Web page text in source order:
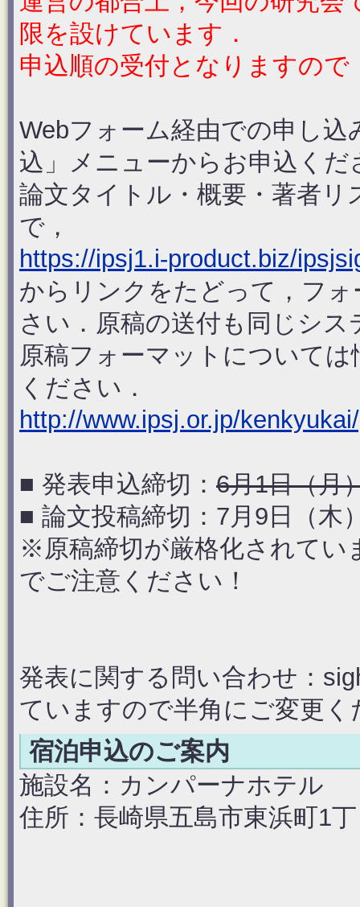
限を設けています．
申込順の受付となりますの
Webフォーム経由での申し
込」メニューからお申込くだ
論文タイトル・概要・著者
で，
https://ipsj1.i-product.biz/
からリンクをたどって，フ
さい．原稿の送付も同じシ
原稿フォーマットについて
ください．
http://www.ipsj.or.jp/
■ 発表申込締切： 6月1日（月
■ 論文投稿締切：7月9日（木
※原稿締切が厳格化されてい
でご注意ください！
発表に関する問い合わせ：
ていますので半角にご変更く
宿泊申込のご案内
施設名：カンパーナホテル
住所：長崎県五島市東浜町1